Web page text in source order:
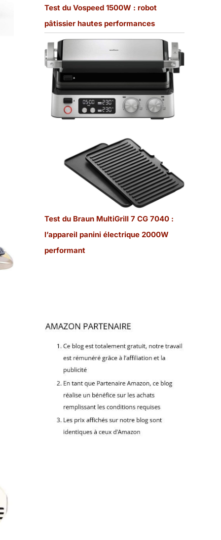
Test du Vospeed 1500W : robot
pâtissier hautes performances
Test du Braun MultiGrill 7 CG 7040 :
l’appareil panini électrique 2000W
performant